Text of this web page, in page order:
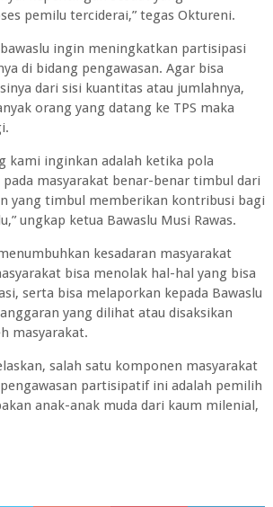
pemilu terciderai,” tegas Oktureni.
ingin meningkatkan partisipasi
di bidang pengawasan. Agar bisa
dari sisi kuantitas atau jumlahnya,
orang yang datang ke TPS maka
kami inginkan adalah ketika pola
pada masyarakat benar-benar timbul dari
yang timbul memberikan kontribusi bagi
ungkap ketua Bawaslu Musi Rawas.
kesadaran masyarakat
bisa menolak hal-hal yang bisa
serta bisa melaporkan kepada Bawaslu
yang dilihat atau disaksikan
masyarakat.
salah satu komponen masyarakat
partisipatif ini adalah pemilih
anak-anak muda dari kaum milenial,